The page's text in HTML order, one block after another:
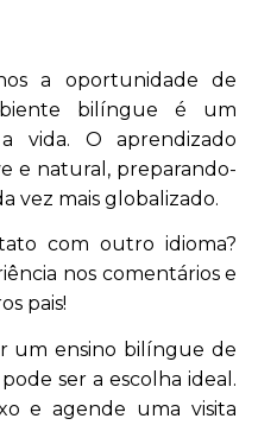
a oportunidade de
bilíngue é um
vida. O aprendizado
e natural, preparando-
vez mais globalizado.
com outro idioma?
nos comentários e
pais!
um ensino bilíngue de
ser a escolha ideal.
e agende uma visita